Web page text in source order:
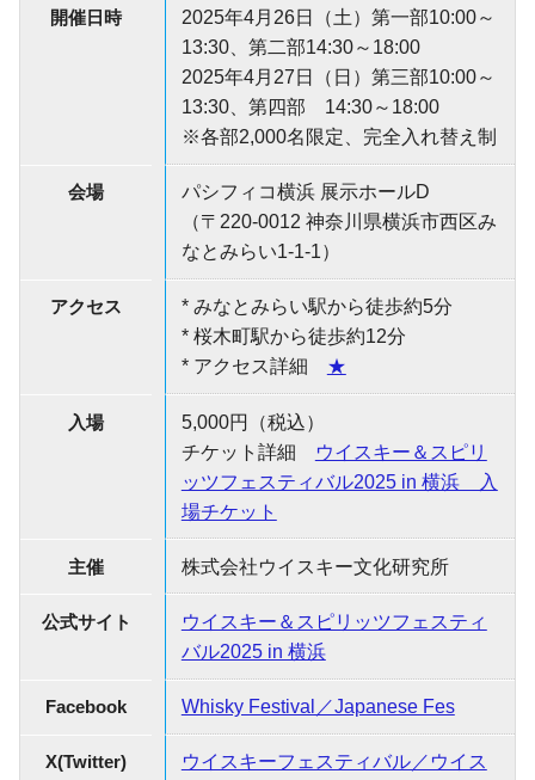
開催日時
2025年4月26日（土）第一部10:00～
13:30、第二部14:30～18:00
2025年4月27日（日）第三部10:00～
13:30、第四部 14:30～18:00
※各部2,000名限定、完全入れ替え制
会場
パシフィコ横浜 展示ホールD
（〒220-0012 神奈川県横浜市西区み
なとみらい1-1-1）
アクセス
* みなとみらい駅から徒歩約5分
* 桜木町駅から徒歩約12分
* アクセス詳細 ★
入場
5,000円（税込）
チケット詳細
ウイスキー＆スピリ
ッツフェスティバル2025 in 横浜 入
場チケット
主催 株式会社ウイスキー文化研究所
公式サイト
ウイスキー＆スピリッツフェスティ
バル2025 in 横浜
Facebook Whisky Festival／Japanese Fes
X(Twitter)
ウイスキーフェスティバル／ウイス